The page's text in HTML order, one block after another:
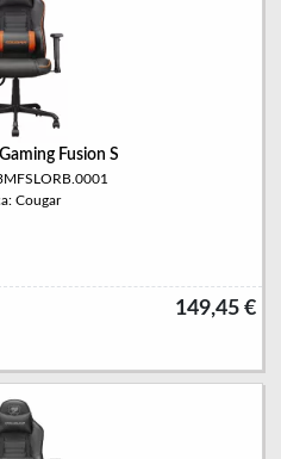
Fusion S
Cougar
149,45 €